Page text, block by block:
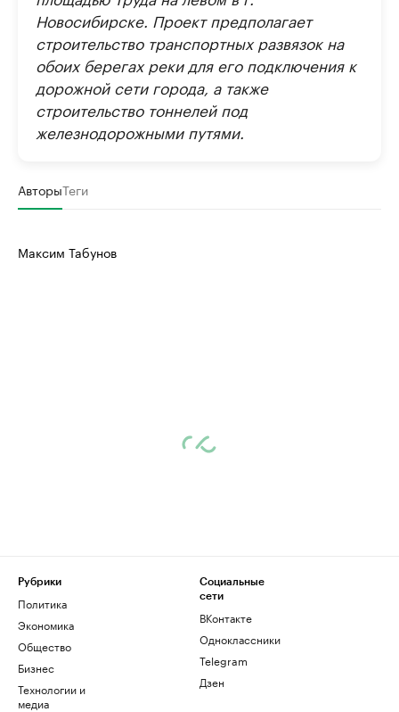
Новосибирске. Проект предполагает
строительство транспортных развязок на
обоих берегах реки для его подключения к
дорожной сети города, а также
строительство тоннелей под
железнодорожными путями.
АвторыТеги
Максим Табунов
Рубрики
Политика
Экономика
Общество
Бизнес
Технологии и
медиа
Социальные
сети
ВКонтакте
Одноклассники
Telegram
Дзен